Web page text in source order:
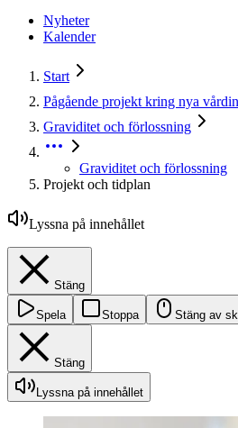
Nyheter
Kalender
Start
Pågående projekt kring nya
Graviditet och förlossning
Graviditet och förlossning
Projekt och tidplan
Lyssna på innehållet
Stäng
Spela Stoppa Stäng av
Stäng
Lyssna på innehållet